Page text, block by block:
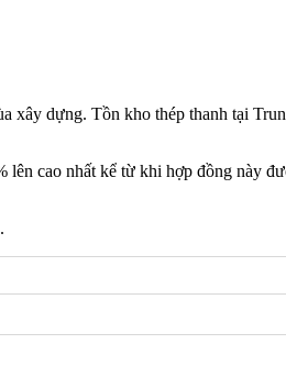
dựng. Tồn kho thép thanh tại
cao nhất kể từ khi hợp đồng này